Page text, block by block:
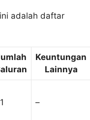
adalah daftar
Keuntungan
Lainnya
–